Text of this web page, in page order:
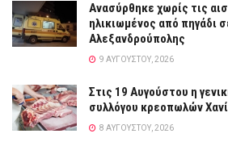
Ανασύρθηκε χωρίς τις
ηλικιωμένος από πηγάδι
Αλεξανδρούπολης
9 ΑΥΓΟΎΣΤΟΥ, 2026
Στις 19 Αυγούστου η
συλλόγου κρεοπωλών
8 ΑΥΓΟΎΣΤΟΥ, 2026